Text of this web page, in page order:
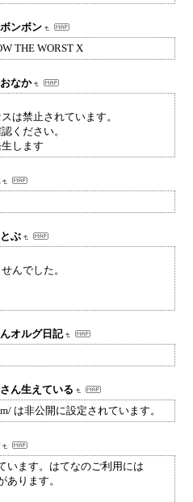
ンボン
THE WORST‬ X
なか
は禁止されています。
ください。
します
ぶ
んでした。
オルグ日記
ん生えている
は非公開に設定されています。
います。はてなのご利用には
あります。